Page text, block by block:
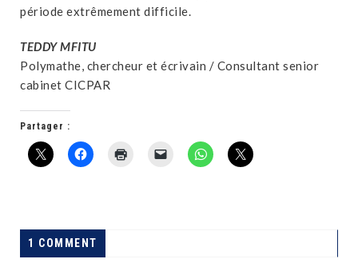
période extrêmement difficile.
TEDDY MFITU
Polymathe, chercheur et écrivain / Consultant senior
cabinet CICPAR
Partager :
1 COMMENT